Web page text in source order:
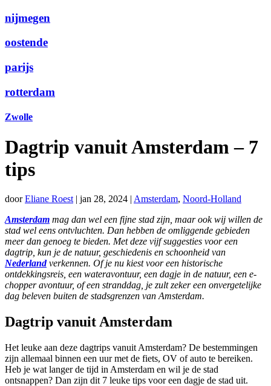
nijmegen
oostende
parijs
rotterdam
Zwolle
Dagtrip vanuit Amsterdam – 7
tips
doorEliane Roest | jan 28, 2024 | Amsterdam, Noord-Holland
Amsterdam mag dan wel een fijne stad zijn, maar ook wij willen de
stad wel eens ontvluchten. Dan hebben de omliggende gebieden
meer dan genoeg te bieden. Met deze vijf suggesties voor een
dagtrip, kun je de natuur, geschiedenis en schoonheid van
Nederlandverkennen. Of je nu kiest voor een historische
ontdekkingsreis, een wateravontuur, een dagje in de natuur, een e-
chopper avontuur, of een stranddag, je zult zeker een onvergetelijke
dag beleven buiten de stadsgrenzen van Amsterdam.
Dagtrip vanuit Amsterdam
Het leuke aan deze dagtrips vanuit Amsterdam? De bestemmingen
zijn allemaal binnen een uur met de fiets, OV of auto te bereiken.
Heb je wat langer de tijd in Amsterdam en wil je de stad
ontsnappen? Dan zijn dit 7 leuke tips voor een dagje de stad uit.